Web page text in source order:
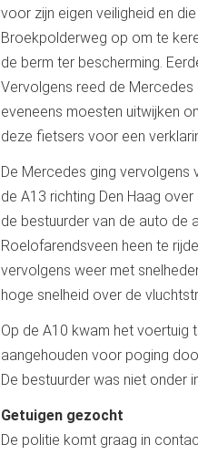
voor zijn eigen veiligheid en
Broekpolderweg op om te
de berm ter bescherming.
Vervolgens reed de
eveneens moesten uitwijken
deze fietsers voor een
De Mercedes ging
de A13 richting Den Haag
de bestuurder van de auto de
Roelofarendsveen heen te
vervolgens weer met
hoge snelheid over de
Op de A10 kwam het voertuig
aangehouden voor poging
De bestuurder was niet onder
Getuigen gezocht
De politie komt graag in